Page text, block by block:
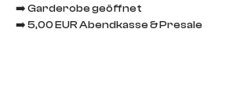
➡️ Garderobe geöffnet
➡️ 5,00 EUR Abendkasse & Presale